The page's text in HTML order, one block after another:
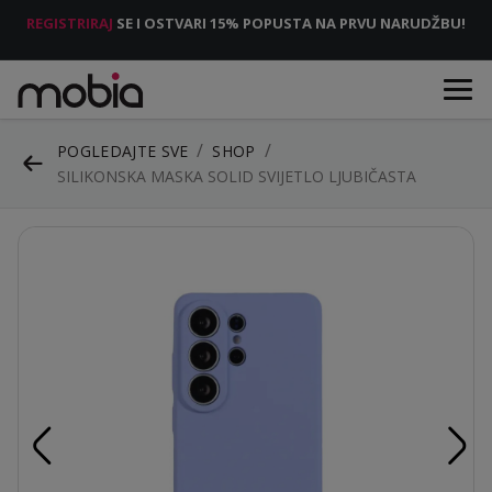
REGISTRIRAJ SE I OSTVARI 15% POPUSTA NA PRVU NARUDŽBU!
POGLEDAJTE SVE
SHOP
SILIKONSKA MASKA SOLID SVIJETLO LJUBIČASTA